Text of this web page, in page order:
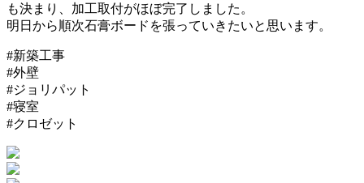
も決まり、加工取付がほぼ完了しました。
明日から順次石膏ボードを張っていきたいと思います。
#新築工事
#外壁
#ジョリパット
#寝室
#クロゼット